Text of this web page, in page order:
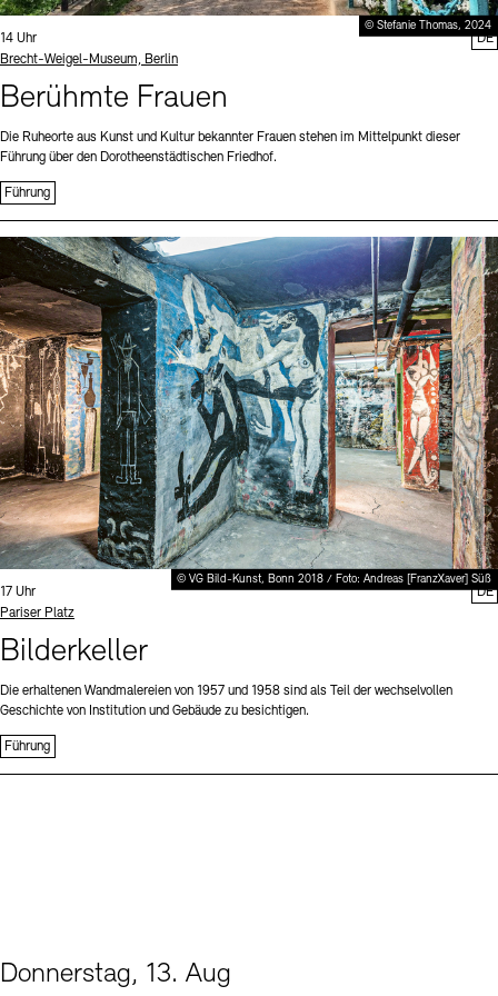
© Stefanie Thomas, 2024
Uhrzeit:
14 Uhr
Standort
Brecht-Weigel-Museum, Berlin
Berühmte Frauen
Die Ruheorte aus Kunst und Kultur bekannter Frauen stehen im Mittelpunkt dieser
Führung über den Dorotheenstädtischen Friedhof.
Führung
DE
© VG Bild-Kunst, Bonn 2018 / Foto: Andreas [FranzXaver] Süß
Uhrzeit:
17 Uhr
Standort
Pariser Platz
Bilderkeller
Die erhaltenen Wandmalereien von 1957 und 1958 sind als Teil der wechselvollen
Geschichte von Institution und Gebäude zu besichtigen.
Führung
DE
Donnerstag, 13. Aug